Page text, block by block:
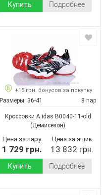
Купить Подробнее
+15 грн. бонусов за покупку
Размеры: 36-41 8 пар
Кроссовки A.idas B0040-11-old
(Демисезон)
Цена за пару
1 729 грн.
Цена за ящик
13 832 грн.
Купить Подробнее